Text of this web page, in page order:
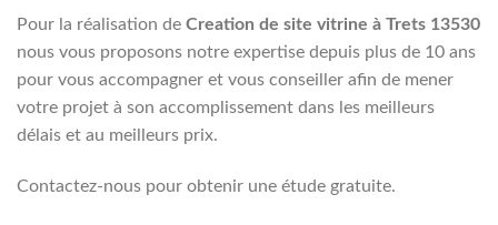
Pour la réalisation de Creation de site vitrine à Trets 13530
nous vous proposons notre expertise depuis plus de 10 ans
pour vous accompagner et vous conseiller afin de mener
votre projet à son accomplissement dans les meilleurs
délais et au meilleurs prix.
Contactez-nous pour obtenir une étude gratuite.